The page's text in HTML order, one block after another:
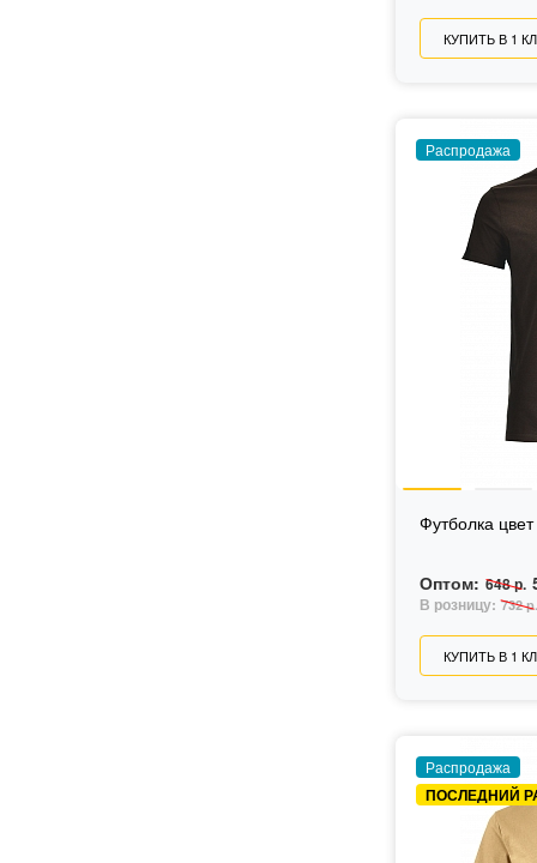
КУПИТЬ В 1
Распродажа
Футболка
Оптом: 648 р.
В розницу: 732 р.
КУПИТЬ В 1
Распродажа
ПОСЛЕДНИЙ